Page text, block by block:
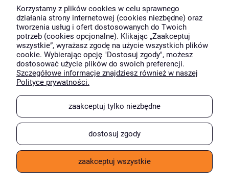
Moje konto
O firmie
Wyróżnili nas
Korzystamy z plików cookies w celu sprawnego
działania strony internetowej (cookies niezbędne) oraz
tworzenia usług i ofert dostosowanych do Twoich
potrzeb (cookies opcjonalne). Klikając „Zaakceptuj
wszystkie”, wyrażasz zgodę na użycie wszystkich plików
cookie. Wybierając opcję "Dostosuj zgody", możesz
dostosować użycie plików do swoich preferencji.
Szczegółowe informacje znajdziesz również w naszej
Polityce prywatności.
zaakceptuj tylko niezbędne
dostosuj zgody
zaakceptuj wszystkie